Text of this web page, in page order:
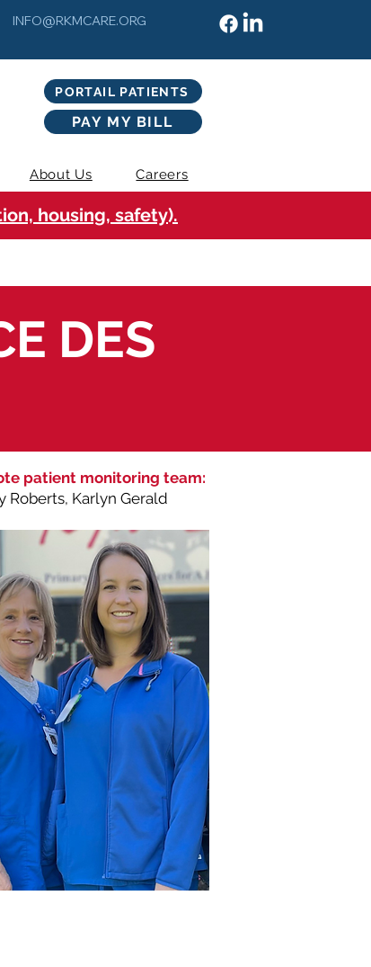
INFO@RKMCARE.ORG
PORTAIL PATIENTS
PAY MY BILL
About Us Careers
housing, safety).
DES
patient monitoring team:
Roberts, Karlyn Gerald